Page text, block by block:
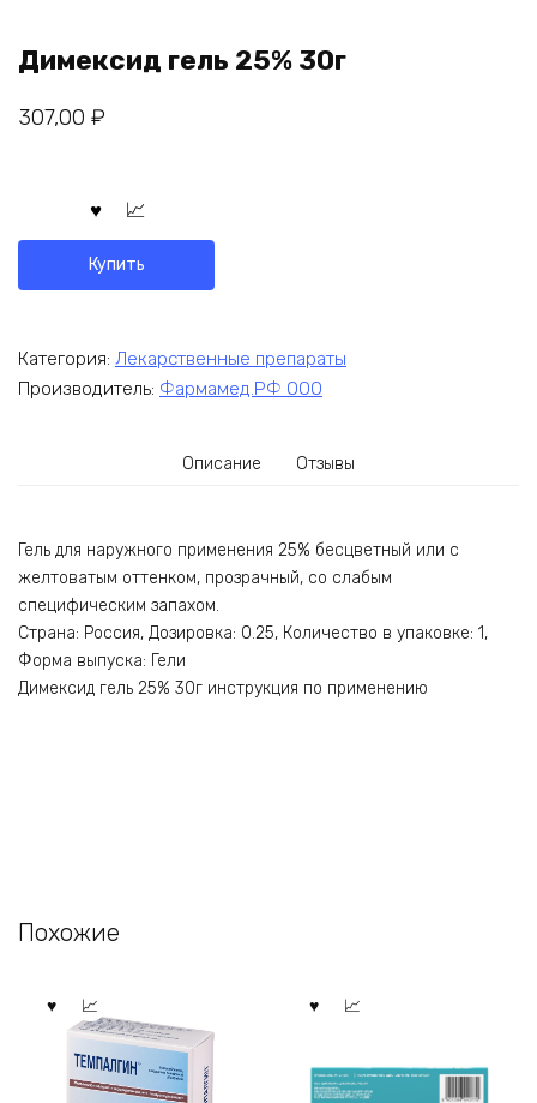
Димексид гель 25% 30г
307,00 ₽
Купить
Категория: Лекарственные препараты
Производитель: Фармамед.РФ ООО
Описание Отзывы
Гель для наружного применения 25% бесцветный или с
желтоватым оттенком, прозрачный, со слабым
специфическим запахом.
Страна: Россия, Дозировка: 0.25, Количество в упаковке: 1,
Форма выпуска: Гели
Димексид гель 25% 30г инструкция по применению
Похожие